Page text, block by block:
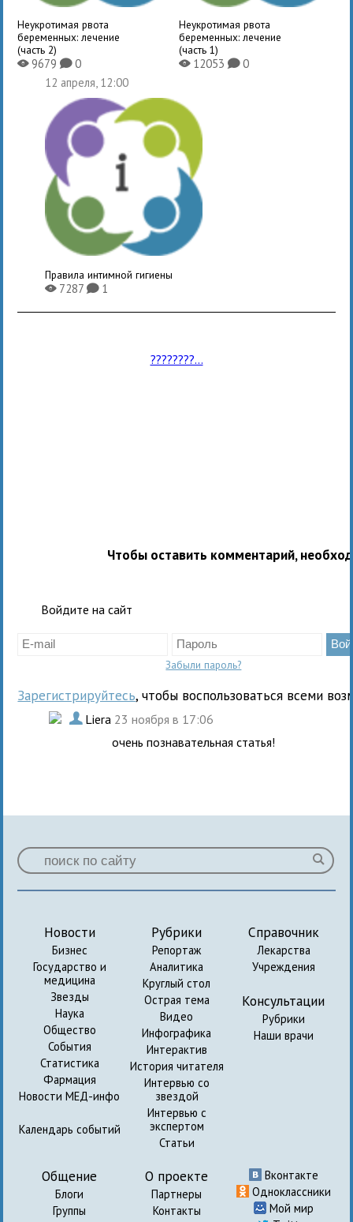
Неукротимая рвота
беременных: лечение
(часть 2)
X9679K0
Неукротимая рвота
беременных: лечение
(часть 1)
X12053 K0
12 апреля, 12:00
Правила интимной гигиены
X7287K1
????????...
Чтобы оставить комментарий,
Войдите на сайт
Забыли пароль?
Зарегистрируйтесь, чтобы воспользоваться всеми
. Liera 23 ноября в 17:06
очень познавательная статья!
Новости
Бизнес
Государство и
медицина
Звезды
Наука
Общество
События
Статистика
Фармация
Новости МЕД-инфо
Календарь событий
Рубрики
Репортаж
Аналитика
Круглый стол
Острая тема
Видео
Инфографика
Интерактив
История читателя
Интервью со
звездой
Интервью с
экспертом
Статьи
Справочник
Лекарства
Учреждения
Консультации
Рубрики
Наши врачи
Общение
Блоги
Группы
О проекте
Партнеры
Контакты
Вконтакте
Одноклассники
Мой мир